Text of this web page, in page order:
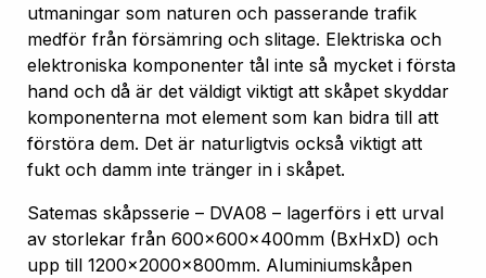
utmaningar som naturen och passerande trafik
medför från försämring och slitage. Elektriska och
elektroniska komponenter tål inte så mycket i första
hand och då är det väldigt viktigt att skåpet skyddar
komponenterna mot element som kan bidra till att
förstöra dem. Det är naturligtvis också viktigt att
fukt och damm inte tränger in i skåpet.
Satemas skåpsserie – DVA08 – lagerförs i ett urval
av storlekar från 600x600x400mm (BxHxD) och
upp till 1200x2000x800mm. Aluminiumskåpen